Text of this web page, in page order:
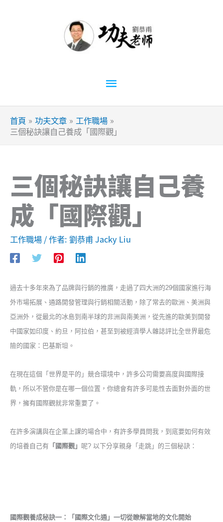
主
要
選
首頁 功夫文章
工作職場
三個秘訣讓自己養成「國際觀」
三個秘訣讓自己養
成「國際觀」
工作職場 / 作者: 劉恭甫 Jacky Liu
過去十多年來為了品牌與行銷的推廣，走過了四大洲的29個國家進行海
外市場拓展、通路開發管理與行銷相關活動，除了常去的歐洲、美洲與
亞洲外，從最北的冰島到南半球的非洲與南美洲，從先進的歐美到開發
中國家如印度、約旦，阿拉伯，甚至到被經濟學人雜誌評比全世界最危
險的國家：巴基斯坦。
在現在這個 「 世界是平的 」 競合環境中，許多公司需要高度與國際接
軌，所以不管你是在哪一個位置，你總會有許多可能性去面對外面的世
界，擁有國際觀就非常重要了。
在許多演講與在企業上課的場合中，有許多學員問我，到底要如何有效
的培養自己有 「國際觀」 呢? 以下分享親身 「 走跳 」 的三個秘訣：
國際觀養成秘訣一：「國際文化通」一切從瞭解當地的文化開始